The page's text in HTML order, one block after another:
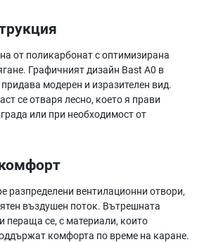
от поликарбонат с оптимизирана
Графичният дизайн Bast A0 в
модерен и изразителен вид.
се отваря лесно, което я прави
или при необходимост от
разпределени вентилационни отвори,
въздушен поток. Вътрешната
пераща се, с материали, които
комфорта по време на каране.